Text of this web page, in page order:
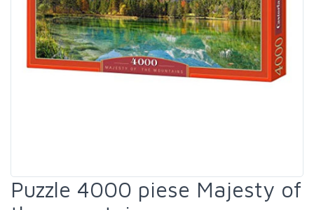
Puzzle 4000 piese Majesty of